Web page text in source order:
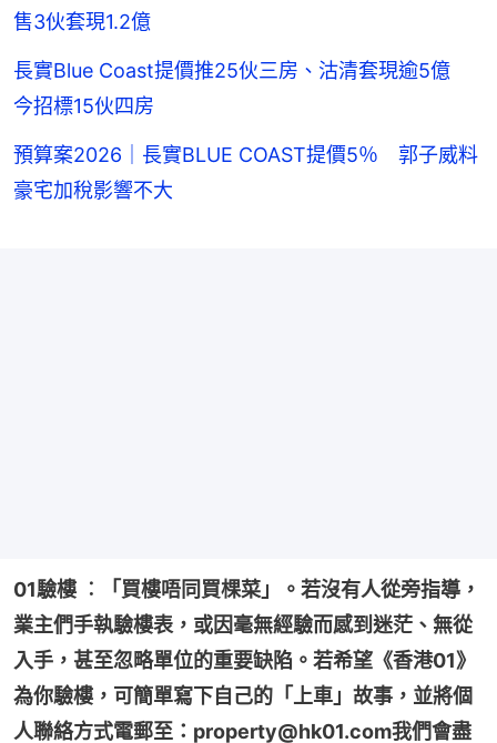
售3伙套現1.2億
長實Blue Coast提價推25伙三房、沽清套現逾5億
今招標15伙四房
預算案2026｜長實BLUE COAST提價5％ 郭子威料
豪宅加稅影響不大
01驗樓 ︰「買樓唔同買棵菜」。若沒有人從旁指導，
業主們手執驗樓表，或因毫無經驗而感到迷茫、無從
入手，甚至忽略單位的重要缺陷。若希望《香港01》
為你驗樓，可簡單寫下自己的「上車」故事，並將個
人聯絡方式電郵至：property@hk01.com我們會盡